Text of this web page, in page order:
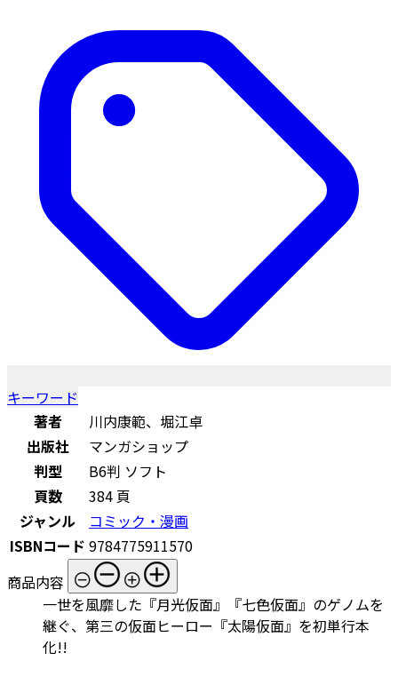
キーワード
著者
川内康範、堀江卓
出版社
マンガショップ
判型
B6判 ソフト
頁数
384 頁
ジャンル
コミック・漫画
ISBNコード 9784775911570
商品内容
一世を風靡した『月光仮面』『七色仮面』のゲノムを
継ぐ、第三の仮面ヒーロー『太陽仮面』を初単行本
化!!